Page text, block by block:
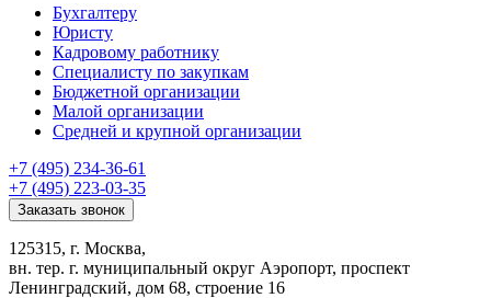
Бухгалтеру
Юристу
Кадровому работнику
Специалисту по закупкам
Бюджетной организации
Малой организации
Средней и крупной организации
+7 (495) 234-36-61
+7 (495) 223-03-35
Заказать звонок
125315, г. Москва,
вн. тер. г. муниципальный округ Аэропорт, проспект
Ленинградский, дом 68, строение 16